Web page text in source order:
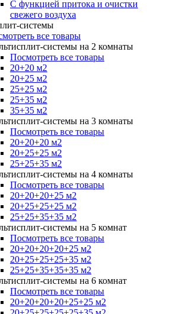
С функцией притока и очистки
свежего воздуха
системы
все товары
системы на 2 комнаты
Посмотреть все товары
20+20 м2
20+25 м2
25+25 м2
25+35 м2
35+35 м2
системы на 3 комнаты
Посмотреть все товары
20+20+20 м2
20+25+25 м2
25+25+35 м2
системы на 4 комнаты
Посмотреть все товары
20+20+20+25 м2
20+25+25+25 м2
25+25+35+35 м2
системы на 5 комнат
Посмотреть все товары
20+20+20+20+25 м2
20+25+25+25+35 м2
25+25+35+35+35 м2
системы на 6 комнат
Посмотреть все товары
20+20+20+20+25+25 м2